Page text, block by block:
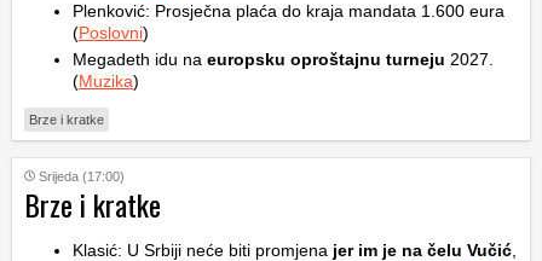
Plenković: Prosječna plaća do kraja mandata 1.600 eura
(Poslovni)
Megadeth idu na europsku oproštajnu turneju 2027.
(Muzika)
Brze i kratke
Srijeda (17:00)
Brze i kratke
Klasić: U Srbiji neće biti promjena jer im je na čelu Vučić